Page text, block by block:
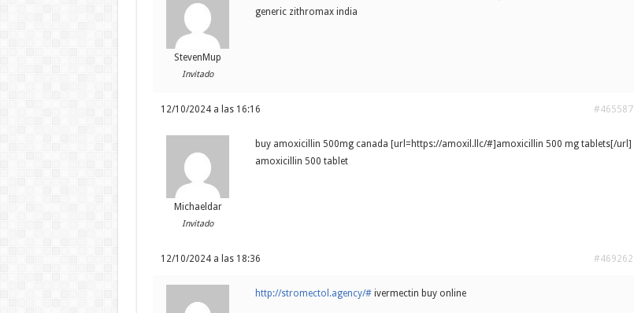
StevenMup
Invitado
generic zithromax india
12/10/2024 a las 16:16 #465587
Michaeldar
Invitado
buy amoxicillin 500mg canada [url=https://amoxil.llc/#]amoxicillin 500 mg tablets[/url]
amoxicillin 500 tablet
12/10/2024 a las 18:36 #469262
http://stromectol.agency/#ivermectin buy online